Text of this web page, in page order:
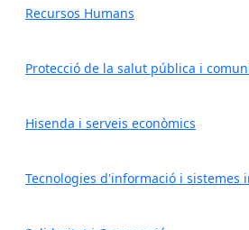
Recursos Humans
Protecció de la salut pública i
Hisenda i serveis econòmics
Tecnologies d'informació i sistemes